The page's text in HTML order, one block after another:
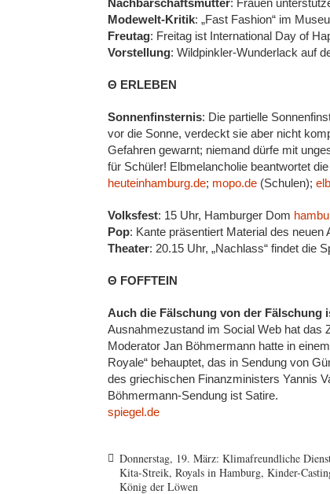
Nachbarschaftsmütter: Frauen
Modewelt-Kritik: „Fast Fashion“ im
Freutag: Freitag ist International Day of
Vorstellung: Wildpinkler-Wunderlack auf
Θ ERLEBEN
Sonnenfinsternis: Die partielle
vor die Sonne, verdeckt sie aber nicht
Gefahren gewarnt; niemand dürfe mit
für Schüler! Elbmelancholie beantwortet
heuteinhamburg.de; mopo.de (Schulen);
Volksfest: 15 Uhr, Hamburger Dom
Pop: Kante präsentiert Material des neuen
Theater: 20.15 Uhr, „Nachlass“ findet die
Θ FOFFTEIN
Auch die Fälschung von der Fälschung
Ausnahmezustand im Social Web hat das
Moderator Jan Böhmermann hatte in
Royale“ behauptet, das in Sendung von
des griechischen Finanzministers Yannis
Böhmermann-Sendung ist Satire.
spiegel.de
Donnerstag, 19. März: Klimafreundliche
Kita-Streik, Royals in Hamburg, Kinder-
König der Löwen